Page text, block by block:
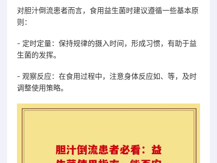
对胆汁倒流患者而言，食用益生菌时建议遵循一些基本原
则：
- 定时定量：保持规律的摄入时间，形成习惯，有助于益
生菌的发挥。
- 观察反应：在食用过程中，注意身体反应如、等，及时
调整使用策略。